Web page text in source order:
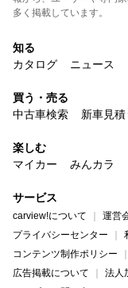
多く掲載しています。
知る
カタログ
ニュース
買う・売る
中古車検索
新車見積
楽しむ
マイカー
みんカラ
サービス
carview!について 運営
プライバシーセンター
コンテンツ制作ポリシー
広告掲載について
法人